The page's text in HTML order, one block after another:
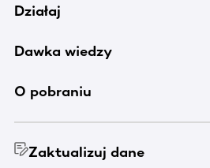
Działaj
Dawka wiedzy
O pobraniu
Zaktualizuj dane